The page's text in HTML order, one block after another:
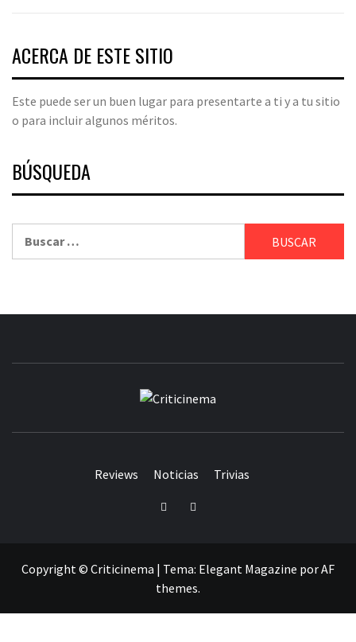
ACERCA DE ESTE SITIO
Este puede ser un buen lugar para presentarte a ti y a tu sitio
o para incluir algunos méritos.
BÚSQUEDA
Reviews Noticias Trivias
TwitterFacebook
Copyright © Criticinema | Tema: Elegant Magazine porAF
themes.